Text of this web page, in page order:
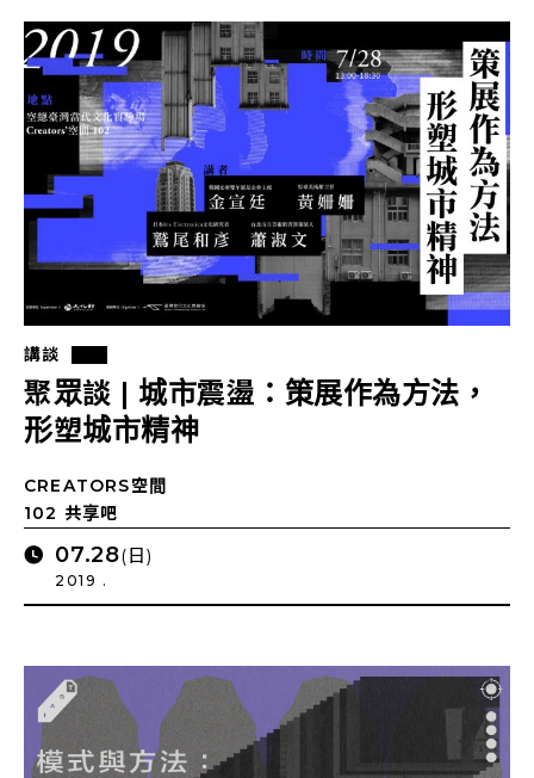
講談
聚眾談 | 城市震盪：策展作為方法，
形塑城市精神
CREATORS空間
102 共享吧
07.28(日)
2019 .